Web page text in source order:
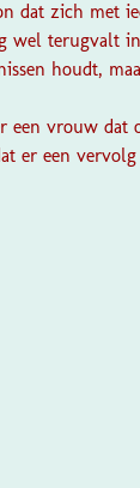
dat zich met
wel terugvalt
houdt,
een vrouw dat
er een